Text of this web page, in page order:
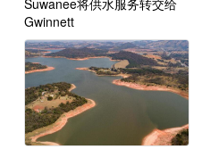
Suwanee将供水服务转交给
Gwinnett